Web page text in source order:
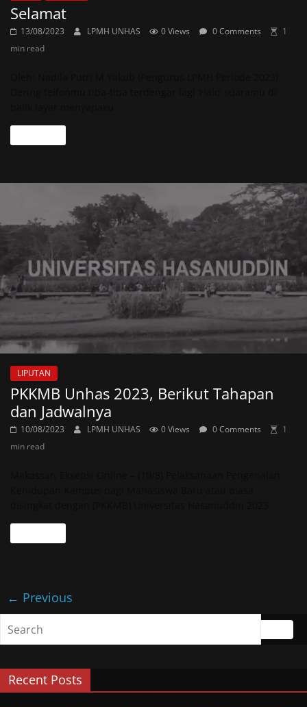
Selamat
13/08/2023 LPMH UNHAS 0 Views 0 Comments
1
min read
LIPUTAN
PKKMB Unhas 2023, Berikut Tahapan
dan Jadwalnya
10/08/2023 LPMH UNHAS 0 Views 0 Comments
1
min read
← Previous
Recent Posts